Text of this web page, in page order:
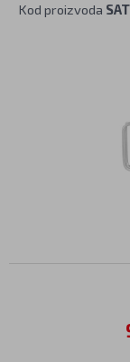
Kod proizvoda